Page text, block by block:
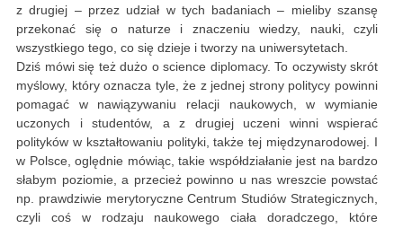
z drugiej – przez udział w tych badaniach – mieliby szansę
przekonać się o naturze i znaczeniu wiedzy, nauki, czyli
wszystkiego tego, co się dzieje i tworzy na uniwersytetach.
Dziś mówi się też dużo o science diplomacy. To oczywisty skrót
myślowy, który oznacza tyle, że z jednej strony politycy powinni
pomagać w nawiązywaniu relacji naukowych, w wymianie
uczonych i studentów, a z drugiej uczeni winni wspierać
polityków w kształtowaniu polityki, także tej międzynarodowej. I
w Polsce, oględnie mówiąc, takie współdziałanie jest na bardzo
słabym poziomie, a przecież powinno u nas wreszcie powstać
np. prawdziwie merytoryczne Centrum Studiów Strategicznych,
czyli coś w rodzaju naukowego ciała doradczego, które